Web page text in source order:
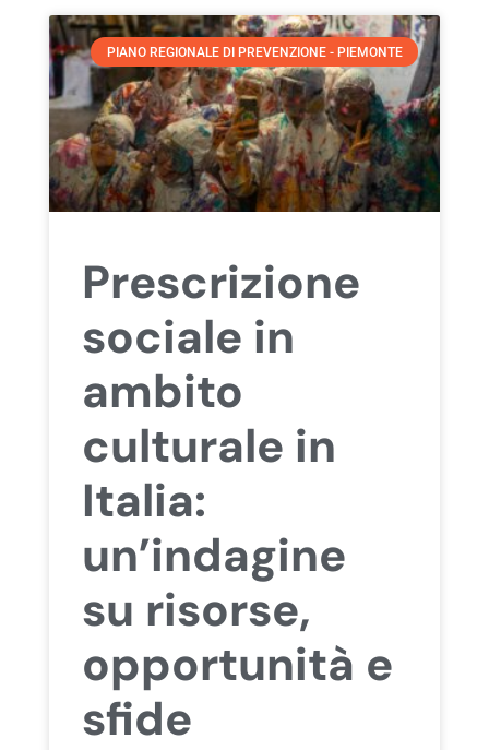
PIANO REGIONALE DI PREVENZIONE - PIEMONTE
Prescrizione
sociale in
ambito
culturale in
Italia:
un’indagine
su risorse,
opportunità e
sfide